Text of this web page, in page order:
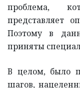
проблема,
представляет
Поэтому в
приняты
В целом, было
шагов,